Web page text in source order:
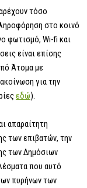
τόσο
στο κοινό
φωτισμό, Wi-fi και
είναι επίσης
Άτομα με
για την
εδώ).
απαραίτητη
των επιβατών, την
των Δημόσιων
που αυτό
πυρήνων των